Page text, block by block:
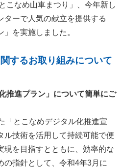
こなめ山車まつり」、今年新し
ターで人気の献立を提供する
」を実施しました。
するお取り組みについて
推進プラン」について簡単にご
とこなめデジタル化推進宣
ル技術を活用して持続可能で便
現を目指すとともに、効率的な
の指針として、令和4年3月に